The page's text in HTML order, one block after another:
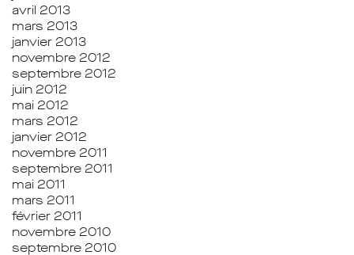
avril 2013
mars 2013
janvier 2013
novembre 2012
septembre 2012
juin 2012
mai 2012
mars 2012
janvier 2012
novembre 2011
septembre 2011
mai 2011
mars 2011
février 2011
novembre 2010
septembre 2010